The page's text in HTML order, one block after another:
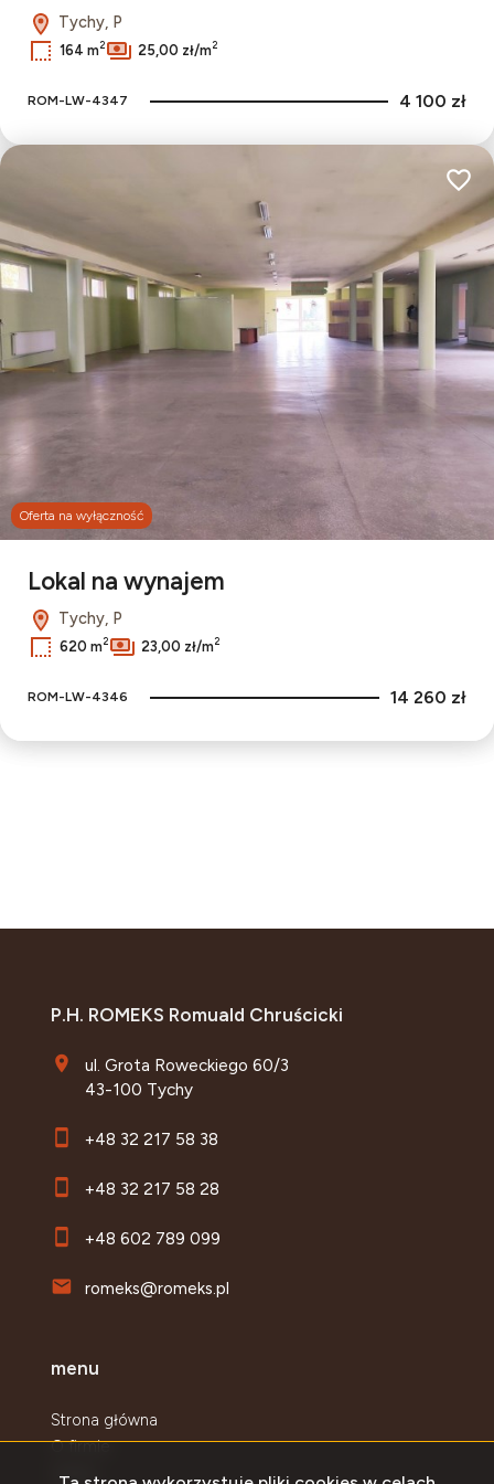
Tychy, P
164 m2 25,00 zł/m2
ROM-LW-4347 4 100 zł
Oferta na wyłączność
Dodaj
Lokal na wynajem
Tychy, P
620 m2 23,00 zł/m2
ROM-LW-4346 14 260 zł
P.H. ROMEKS Romuald Chruścicki
ul. Grota Roweckiego 60/3
43-100 Tychy
+48 32 217 58 38
+48 32 217 58 28
+48 602 789 099
romeks@romeks.pl
menu
Strona główna
O firmie
Oferty